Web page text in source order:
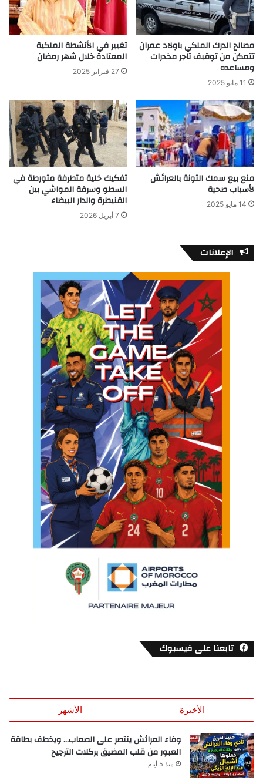
مصالح الدرك الملكي باولاد عمران
تتمكن من توقبف تاجر مخدرات
ومساعده
11 مايو 2025
تغيير في الأنشطة الملكية
المعتادة خلال شهر رمضان
27 فبراير 2025
منع بيع سمك التونة بالعرائش
لأسباب صحية
14 مايو 2025
تفكيك خلية متطرفة متورطة في
السطو وسرقة المواشي بين
القنيطرة والدار البيضاء
7 أبريل 2026
الإعلانات
تابعنا على فيسبوك
الأخيرة الأشهر
وفاء العرائش ينتصر على الصعاب… ويخطف بطاقة
العبور من قلب المضيق بركلات الترجيح
منذ 5 أيام